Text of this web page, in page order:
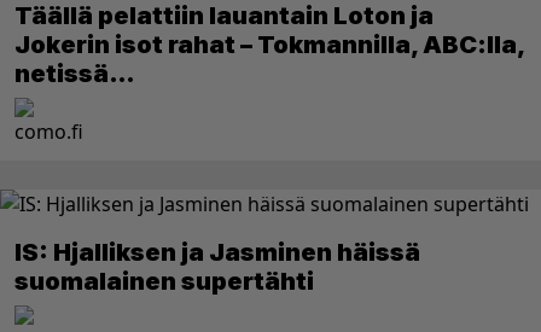
Täällä pelattiin lauantain Loton ja
Jokerin isot rahat – Tokmannilla, ABC:lla,
netissä…
IS: Hjalliksen ja Jasminen häissä
suomalainen supertähti